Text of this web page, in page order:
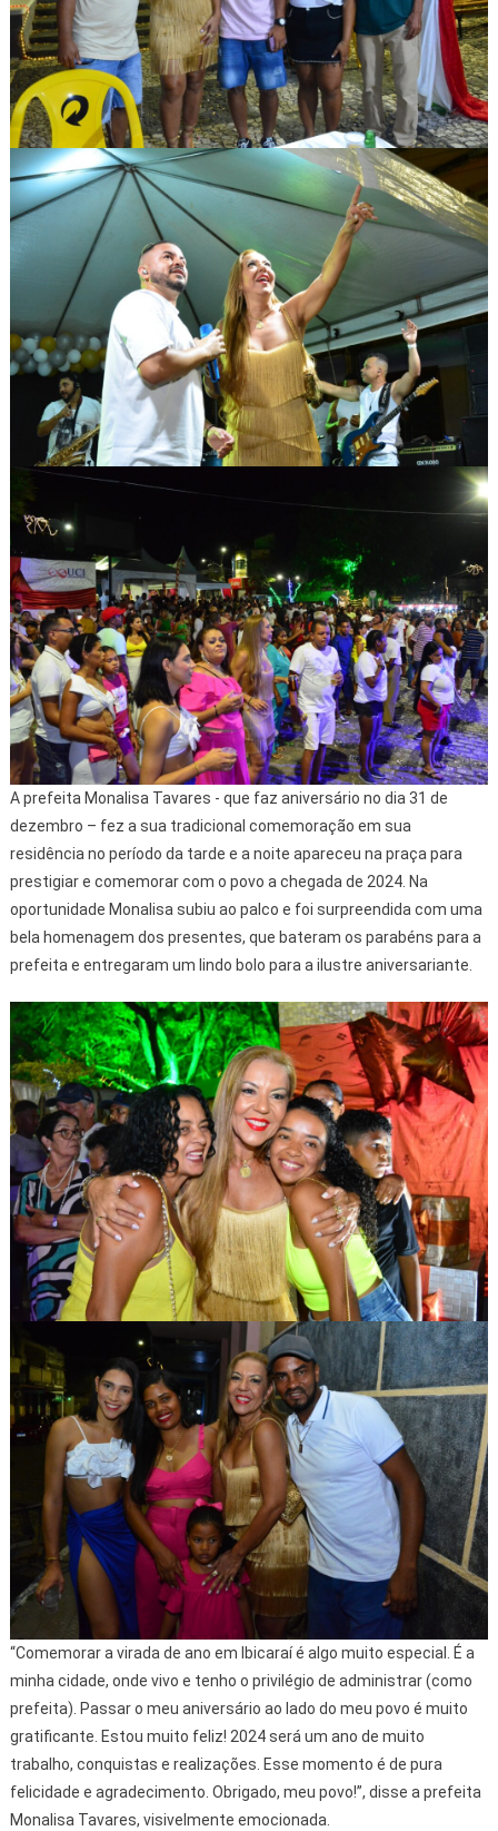
A prefeita Monalisa Tavares - que faz aniversário no dia 31 de
dezembro – fez a sua tradicional comemoração em sua
residência no período da tarde e a noite apareceu na praça para
prestigiar e comemorar com o povo a chegada de 2024. Na
oportunidade Monalisa subiu ao palco e foi surpreendida com uma
bela homenagem dos presentes, que bateram os parabéns para a
prefeita e entregaram um lindo bolo para a ilustre aniversariante.
“Comemorar a virada de ano em Ibicaraí é algo muito especial. É a
minha cidade, onde vivo e tenho o privilégio de administrar (como
prefeita). Passar o meu aniversário ao lado do meu povo é muito
gratificante. Estou muito feliz! 2024 será um ano de muito
trabalho, conquistas e realizações. Esse momento é de pura
felicidade e agradecimento. Obrigado, meu povo!”, disse a prefeita
Monalisa Tavares, visivelmente emocionada.